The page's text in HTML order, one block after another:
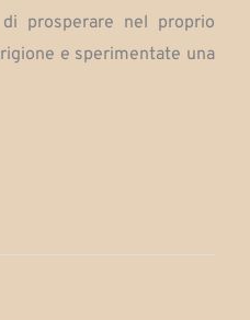
prosperare nel proprio
e sperimentate una